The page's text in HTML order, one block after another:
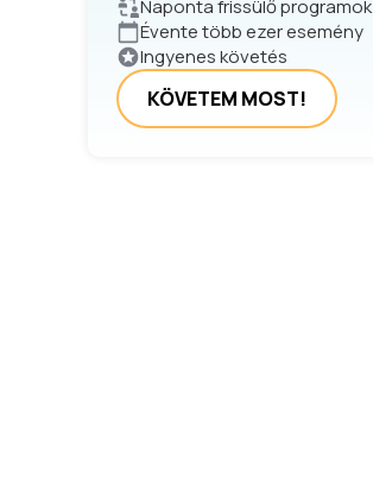
Naponta frissülő programok
Évente több ezer esemény
Ingyenes követés
KÖVETEM MOST!